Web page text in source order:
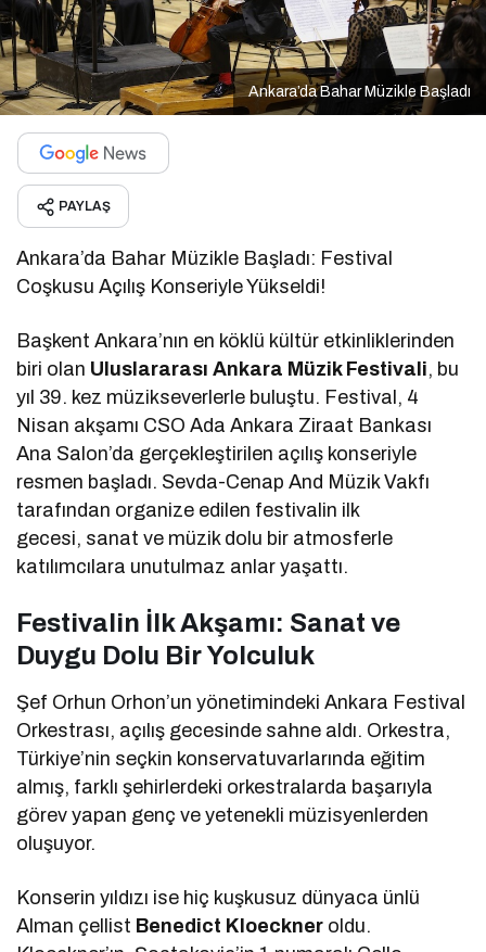
Ankara’da Bahar Müzikle Başladı
PAYLAŞ
Ankara’da Bahar Müzikle Başladı: Festival
Coşkusu Açılış Konseriyle Yükseldi!
Başkent Ankara’nın en köklü kültür etkinliklerinden
biri olan Uluslararası Ankara Müzik Festivali, bu
yıl 39. kez müzikseverlerle buluştu. Festival, 4
Nisan akşamı CSO Ada Ankara Ziraat Bankası
Ana Salon’da gerçekleştirilen açılış konseriyle
resmen başladı. Sevda-Cenap And Müzik Vakfı
tarafından organize edilen festivalin ilk
gecesi, sanat ve müzik dolu bir atmosferle
katılımcılara unutulmaz anlar yaşattı.
Festivalin İlk Akşamı: Sanat ve
Duygu Dolu Bir Yolculuk
Şef Orhun Orhon’un yönetimindeki Ankara Festival
Orkestrası, açılış gecesinde sahne aldı. Orkestra,
Türkiye’nin seçkin konservatuvarlarında eğitim
almış, farklı şehirlerdeki orkestralarda başarıyla
görev yapan genç ve yetenekli müzisyenlerden
oluşuyor.
Konserin yıldızı ise hiç kuşkusuz dünyaca ünlü
Alman çellist Benedict Kloeckner oldu.